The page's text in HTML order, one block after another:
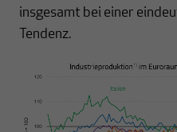
insgesamt bei einer
Tendenz.